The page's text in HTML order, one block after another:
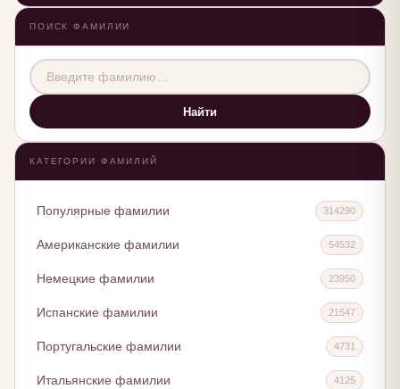
ПОИСК ФАМИЛИИ
Найти
КАТЕГОРИИ ФАМИЛИЙ
Популярные фамилии 314290
Американские фамилии 54532
Немецкие фамилии 23950
Испанские фамилии 21547
Португальские фамилии 4731
Итальянские фамилии 4125